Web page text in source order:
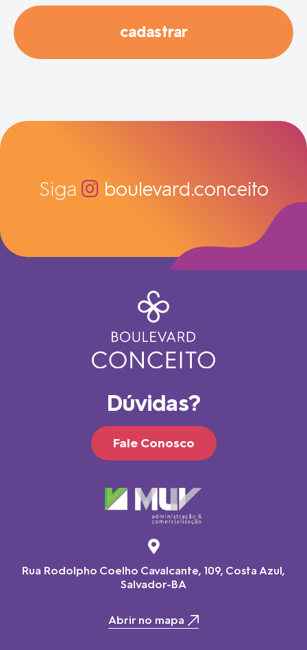
cadastrar
Siga boulevard.conceito
Dúvidas?
Fale Conosco
Rua Rodolpho Coelho Cavalcante, 109, Costa Azul,
Salvador-BA
Abrir no mapa